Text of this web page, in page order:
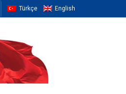
Türkçe English